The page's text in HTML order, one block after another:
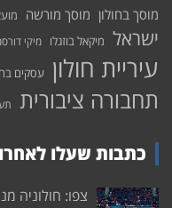
מוסך בחולון מוסך מורשה
ישראל מיקאל בוזגלו מיקי
עיריית חולון עסקים
תחבורה ציבורית
כתבות שעלו
צפו: חולוניה מנצחת 72:73 את הפועל